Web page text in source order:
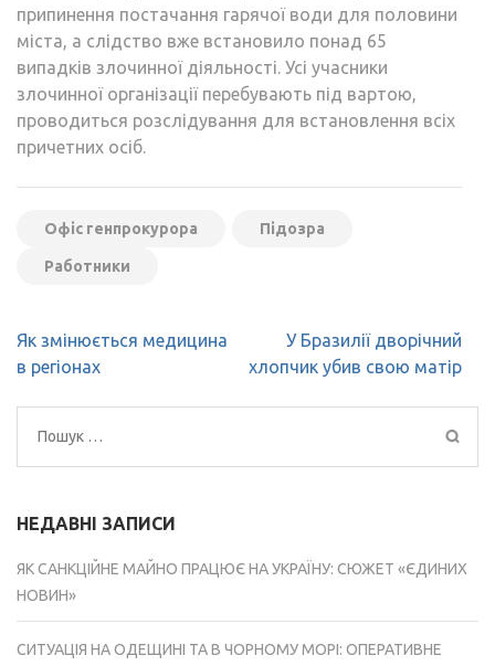
припинення постачання гарячої води для половини
міста, а слідство вже встановило понад 65
випадків злочинної діяльності. Усі учасники
злочинної організації перебувають під вартою,
проводиться розслідування для встановлення всіх
причетних осіб.
Офіс генпрокурора Підозра
Работники
Навігація
записів
Як змінюється медицина
в регіонах
У Бразилії дворічний
хлопчик убив свою матір
Пошук:
НЕДАВНІ ЗАПИСИ
ЯК САНКЦІЙНЕ МАЙНО ПРАЦЮЄ НА УКРАЇНУ: СЮЖЕТ «ЄДИНИХ
НОВИН»
СИТУАЦІЯ НА ОДЕЩИНІ ТА В ЧОРНОМУ МОРІ: ОПЕРАТИВНЕ